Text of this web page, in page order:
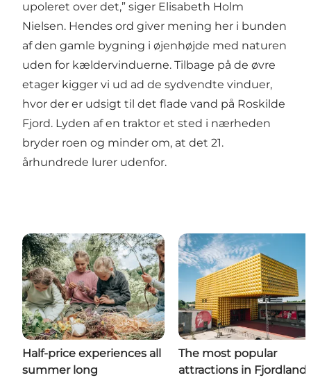
upoleret over det,” siger Elisabeth Holm
Nielsen. Hendes ord giver mening her i bunden
af den gamle bygning i øjenhøjde med naturen
uden for kældervinduerne. Tilbage på de øvre
etager kigger vi ud ad de sydvendte vinduer,
hvor der er udsigt til det flade vand på Roskilde
Fjord. Lyden af en traktor et sted i nærheden
bryder roen og minder om, at det 21.
århundrede lurer udenfor.
Half-price experiences all
summer long
The most popular
attractions in